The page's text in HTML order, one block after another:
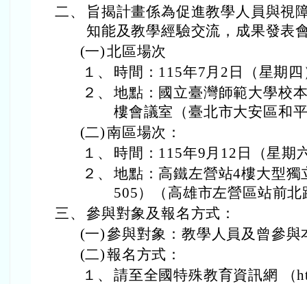
二、
旨揭計畫係為促進教學人員與視
知能及教學經驗交流，成果發表
(一)北區場次
１、
時間：115年7月2日（星期
２、 地點：國立臺灣師範大學校
樓會議室（臺北市大安區和
(二)南區場次：
１、
時間：115年9月12日（星期
２、 地點：高鐵左營站4樓大型
505）（高雄市左營區站前
三、 參與對象及報名方式：
(一)參與對象：教學人員及曾參
(二)報名方式：
１、 請至全國特殊教育資訊網 （